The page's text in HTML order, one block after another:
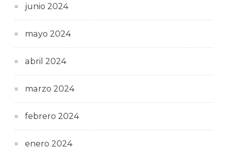
junio 2024
mayo 2024
abril 2024
marzo 2024
febrero 2024
enero 2024